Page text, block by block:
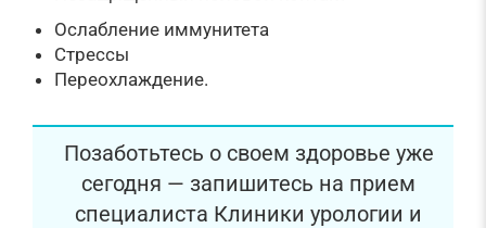
Ослабление иммунитета
Стрессы
Переохлаждение.
Позаботьтесь о своем здоровье уже
сегодня — запишитесь на прием
специалиста Клиники урологии и